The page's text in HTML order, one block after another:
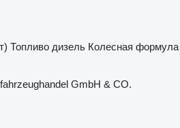
Топливо дизель Колесная формула
GmbH & CO.